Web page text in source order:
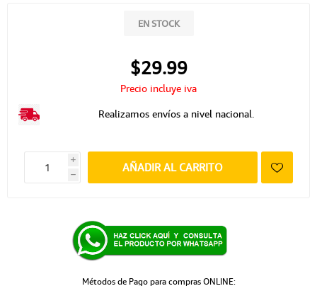
EN STOCK
$29.99
Precio incluye iva
Realizamos envíos a nivel nacional.
i
h
AÑADIR AL CARRITO
Métodos de Pago para compras ONLINE: